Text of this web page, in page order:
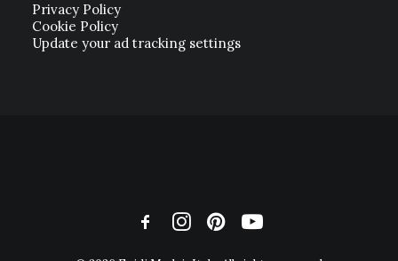
Privacy Policy
Cookie Policy
Update your ad tracking settings